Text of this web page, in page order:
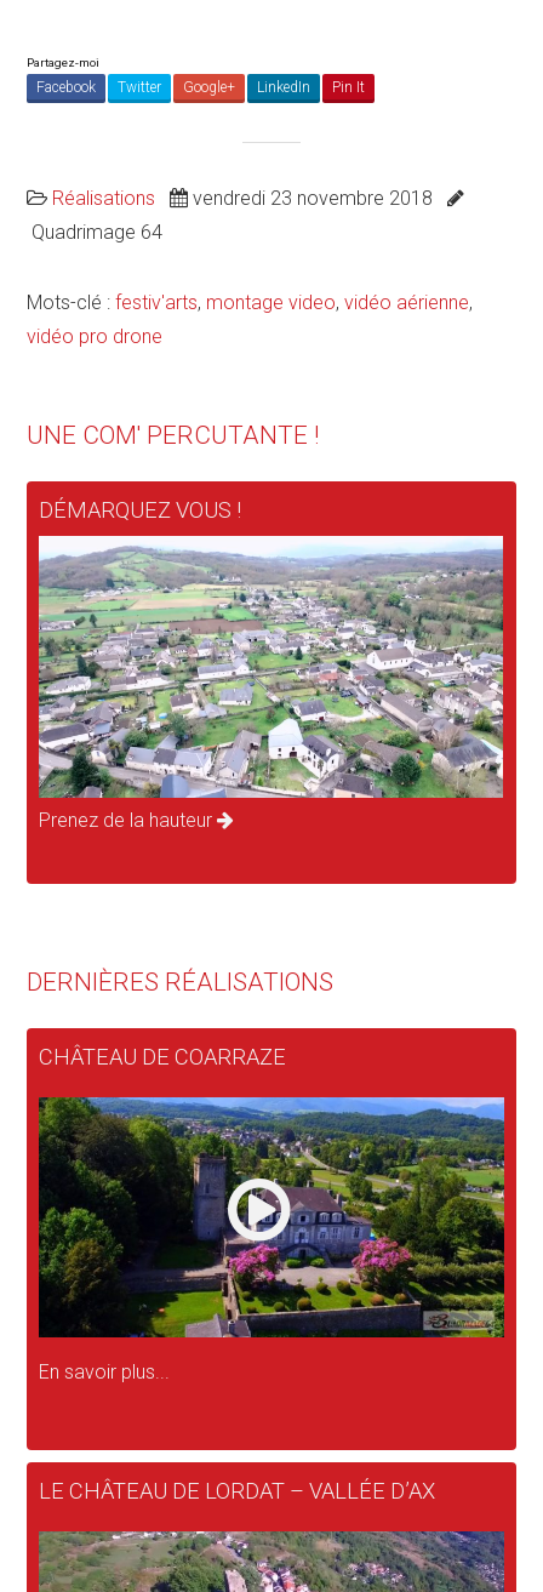
Partagez-moi
Facebook Twitter Google+ LinkedIn Pin It
Réalisations
vendredi 23 novembre 2018
Quadrimage 64
Mots-clé :festiv'arts, montage video,vidéo aérienne,
vidéo pro drone
UNE COM' PERCUTANTE !
DÉMARQUEZ VOUS !
Prenez de la hauteur
DERNIÈRES RÉALISATIONS
CHÂTEAU DE COARRAZE
En savoir plus...
LE CHÂTEAU DE LORDAT – VALLÉE D’AX